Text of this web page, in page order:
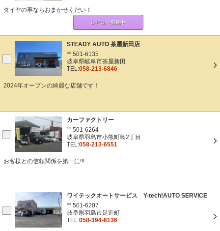
タイヤの事ならおまかせくだい！
レビュー掲載中
STEADY AUTO 茶屋新田店
〒501-6135
岐阜県岐阜市茶屋新田
TEL:058-213-6846
2024年オープンの綺麗な店舗です！
カーファクトリー
〒501-6264
岐阜県羽島市小熊町島2丁目
TEL:058-213-6551
お客様との信頼関係を第一に!!!
ワイテックオートサービス Y-tech!AUTO SERVICE
〒501-6207
岐阜県羽島市足近町
TEL:058-394-6136